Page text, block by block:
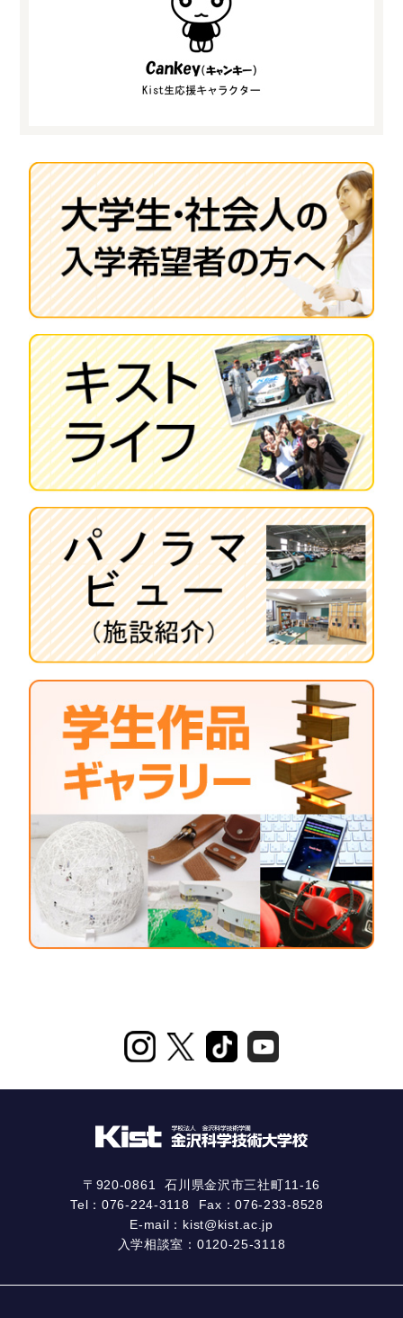
〒920-0861
石川県金沢市三社町11-16
Tel：076-224-3118
Fax：076-233-8528
E-mail： kist@kist.ac.jp
入学相談室： 0120-25-3118